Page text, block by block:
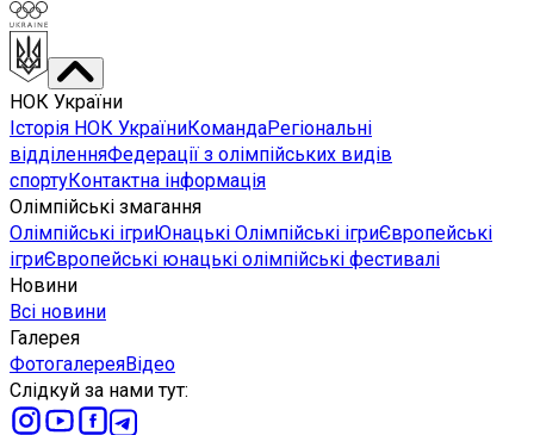
НОК України
Історія НОК УкраїниКомандаРегіональні
відділенняФедерації з олімпійських видів
спортуКонтактна інформація
Олімпійські змагання
Олімпійські ігриЮнацькі Олімпійські ігриЄвропейські
ігриЄвропейські юнацькі олімпійські фестивалі
Новини
Всі новини
Галерея
ФотогалереяВідео
Слідкуй за нами тут: